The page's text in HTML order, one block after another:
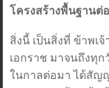
โครงสร้างพื้นฐานต่
สิ่งนี้ เป็นสิ่งที่ ข้าพ
เอกราช มาจนถึงทุ
ในกาลต่อมา ได้สัญ